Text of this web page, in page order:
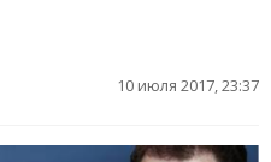
10 июля 2017, 23:37